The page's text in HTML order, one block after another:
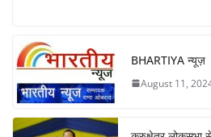
e
b
o
er s
A
e
dI
e
BHARTIYA न्यूज़
August 11,